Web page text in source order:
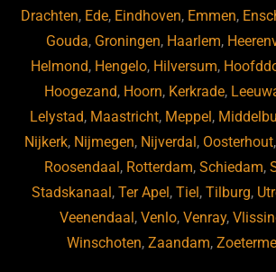
Drachten, Ede, Eindhoven, Emmen,
Gouda, Groningen, Haarlem,
Helmond, Hengelo, Hilversum,
Hoogezand, Hoorn, Kerkrade,
Lelystad, Maastricht, Meppel,
Nijkerk, Nijmegen, Nijverdal, Oosterhout,
Roosendaal, Rotterdam, Schiedam,
Stadskanaal,Ter Apel,Tiel,Tilburg,
Veenendaal,Venlo,Venray,
Winschoten,Zaandam,